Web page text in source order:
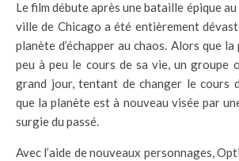
Le film débute après une bataille épique
ville de Chicago a été entièrement
planète d’échapper au chaos. Alors que
peu à peu le cours de sa vie, un groupe
grand jour, tentant de changer le cours
que la planète est à nouveau visée par
surgie du passé.
Avec l’aide de nouveaux personnages,